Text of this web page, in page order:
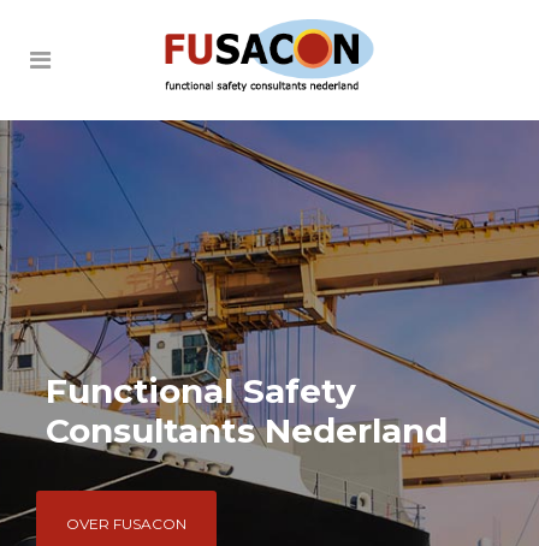
OVER FUSACON
Functional Safety
Consultants Nederland